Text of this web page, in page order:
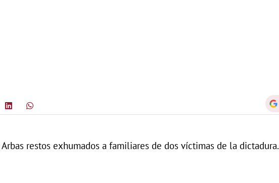
restos exhumados a familiares de dos víctimas de la dictadura.